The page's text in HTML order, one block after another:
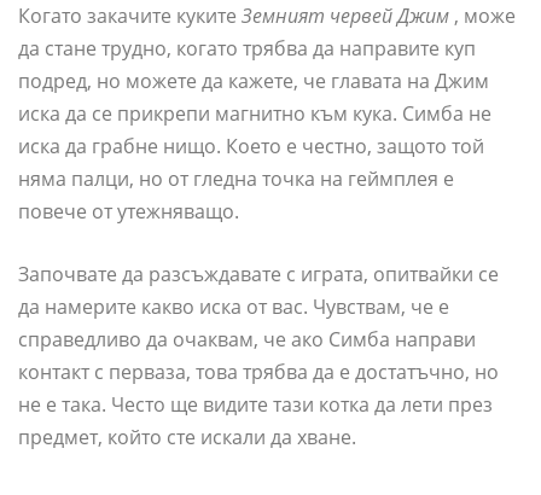
Когато закачите куките Земният червей Джим , може
да стане трудно, когато трябва да направите куп
подред, но можете да кажете, че главата на Джим
иска да се прикрепи магнитно към кука. Симба не
иска да грабне нищо. Което е честно, защото той
няма палци, но от гледна точка на геймплея е
повече от утежняващо.
Започвате да разсъждавате с играта, опитвайки се
да намерите какво иска от вас. Чувствам, че е
справедливо да очаквам, че ако Симба направи
контакт с перваза, това трябва да е достатъчно, но
не е така. Често ще видите тази котка да лети през
предмет, който сте искали да хване.